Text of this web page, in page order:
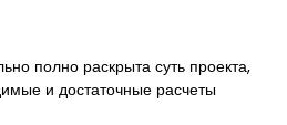
полно раскрыта суть проекта,
и достаточные расчеты